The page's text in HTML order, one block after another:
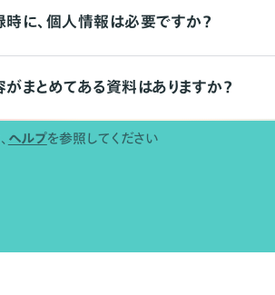
時に、個人情報は必要ですか？
がまとめてある資料はありますか？
ヘルプを参照してください